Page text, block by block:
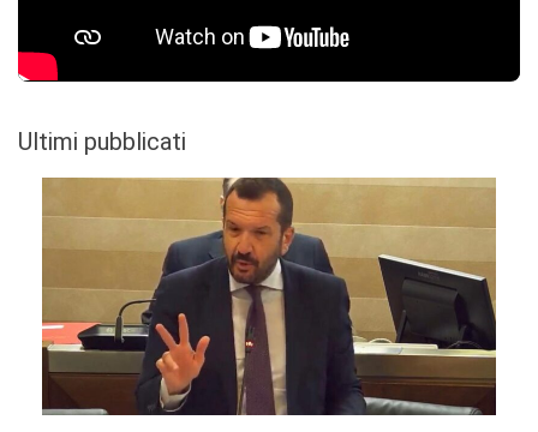
Ultimi pubblicati